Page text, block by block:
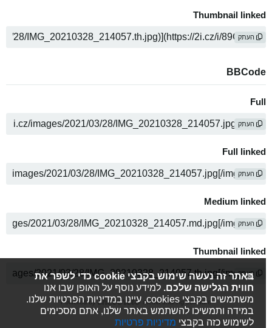
Thumbnail linked
העתק
BBCode
Full
העתק
Full linked
העתק
Medium linked
העתק
Thumbnail linked
העתק
באתר זה נעשה שימוש בקבצי cookie כדי לשפר את
חווית הגלישה שלכם.למידע נוסף על האופן שבו אנו
משתמשים בקבצי cookies, עיינו במדיניות הפרטיות שלנו.
במידה ותמשיכו להשתמש באתר שלנו, אתם מסכימים
לשימוש כזה בקבצימדיניות פרטיות
Powered by media sharing software